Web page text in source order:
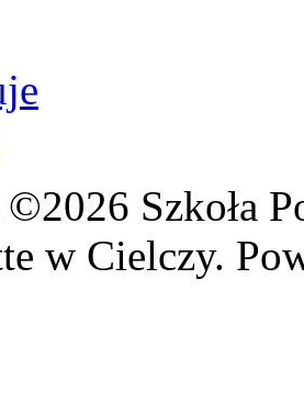
Szkoła
w Cielczy.